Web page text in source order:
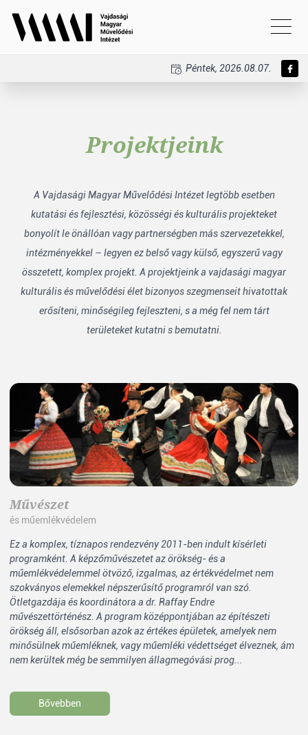
Péntek, 2026.08.07.
Projektjeink
A Vajdasági Magyar Művelődési Intézet legtöbb esetben
kutatási és fejlesztési, közösségi és kulturális projekteket
bonyolít le önállóan vagy partnerségben más szervezetekkel,
intézményekkel – legyen ez belső vagy külső, egyszerű vagy
összetett, komplex projekt. A projektjeink a vajdasági magyar
kulturális és művelődési élet bizonyos szegmenseit hivatottak
erősíteni, minőségileg fejleszteni, s a még fel nem tárt
területeket kutatni s bemutatni.
Művészet
és műemlékvédelem
Ez a komplex, tíznapos rendezvény 2011-ben indult kísérleti
programként. A képzőművészetet az örökség- és a
műemlékvédelemmel ötvöző, izgalmas, az értékvédelmet nem
szokványos elemekkel népszerűsítő programról van szó.
Ötletgazdája és koordinátora a dr. Raffay Endre
művészettörténész. A program középpontjában az építészeti
örökség áll, elsősorban azok az értékes épületek, amelyek nem
minősülnek műemléknek, vagy műemléki védettséget élveznek, ám
nem kerültek még be semmilyen állagmegóvási prog...
Bővebben